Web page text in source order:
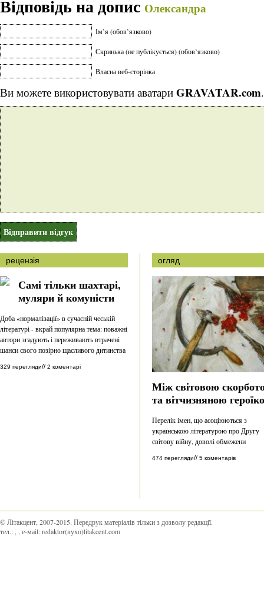
Відповідь на допис Олександра
Ім’я (обов’язково)
Скринька (не публікується) (обов’язково)
Власна веб-сторінка
Ви можете використовувати аватари GRAVATAR.com.
рецензія
Самі тільки шахтарі,
муляри й комуністи
Доба «нормалізації» в сучасній чеській
літературі - вкрай популярна тема: поважні
автори згадують і переживають втрачені
шанси свого позірно щасливого дитинства
329 перегляди// 2 коментарі
огляд
Між світовою
та вітчизняною
Перелік імен, що асоціюються з
українською літературою про Другу
світову війну, доволі обмежени
474 перегляди// 5 коментарів
© Літакцент, 2007-2015. Передрук матеріалів тільки з дозволу редакції.
тел.:
, е-маіl:redaktor(вухо)litakcent.com